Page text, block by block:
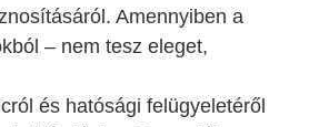
Amennyiben a
– nem tesz eleget,
és hatósági felügyeletéről